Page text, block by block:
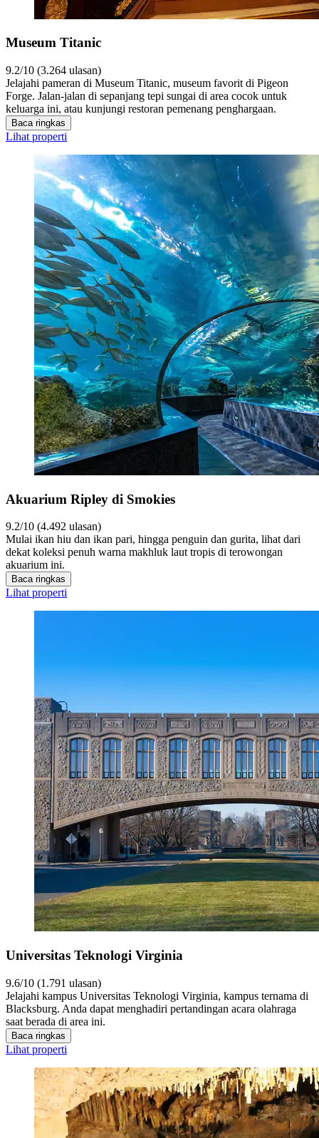
Museum Titanic
9.2/10 (3.264 ulasan)
Jelajahi pameran di Museum Titanic, museum favorit di Pigeon
Forge. Jalan-jalan di sepanjang tepi sungai di area cocok untuk
keluarga ini, atau kunjungi restoran pemenang penghargaan.
Baca ringkas
Lihat properti
Akuarium Ripley di Smokies
9.2/10 (4.492 ulasan)
Mulai ikan hiu dan ikan pari, hingga penguin dan gurita, lihat dari
dekat koleksi penuh warna makhluk laut tropis di terowongan
akuarium ini.
Baca ringkas
Lihat properti
Universitas Teknologi Virginia
9.6/10 (1.791 ulasan)
Jelajahi kampus Universitas Teknologi Virginia, kampus ternama di
Blacksburg. Anda dapat menghadiri pertandingan acara olahraga
saat berada di area ini.
Baca ringkas
Lihat properti